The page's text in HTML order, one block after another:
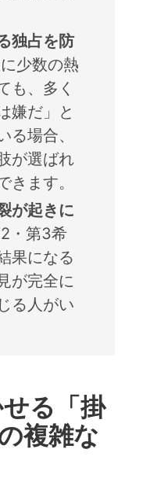
独占を防
少数の熱
も、多く
嫌だ」と
る場合、
が選ばれ
きます。
が起きに
・第3希
果になる
が完全に
る人がい
る「掛
複雑な